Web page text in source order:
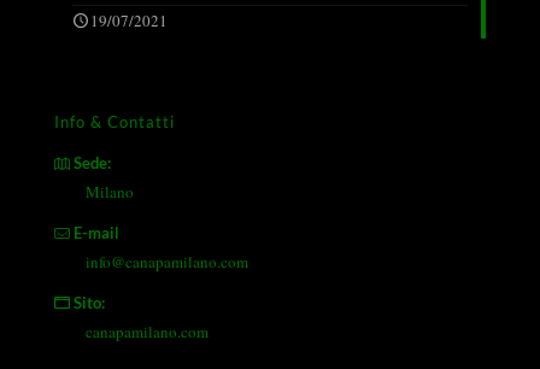
19/07/2021
Info & Contatti
Sede:
Milano
E-mail
info@canapamilano.com
Sito:
canapamilano.com